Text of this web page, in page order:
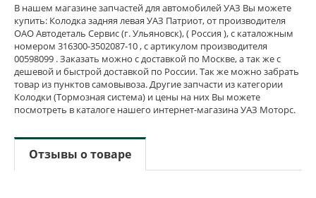
В нашем магазине запчастей для автомобилей УАЗ Вы можете
купить: Колодка задняя левая УАЗ Патриот, от производителя
ОАО Автодеталь Сервис (г. Ульяновск), ( Россия ), с каталожным
номером 316300-3502087-10 , с артикулом производителя
00598099 . Заказать можно с доставкой по Москве, а так же с
дешевой и быстрой доставкой по России. Так же можно забрать
товар из пунктов самовывоза. Другие запчасти из категории
Колодки (Тормозная система) и цены на них Вы можете
посмотреть в каталоге нашего интернет-магазина УАЗ Моторс.
Отзывы о товаре